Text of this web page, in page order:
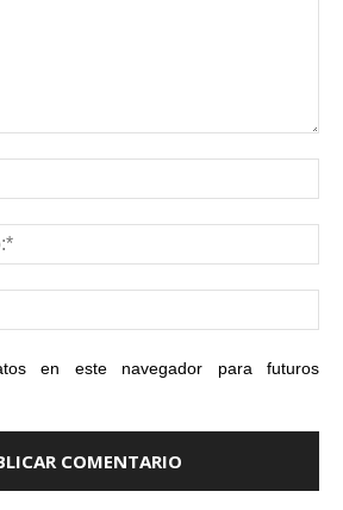
en este navegador para futuros